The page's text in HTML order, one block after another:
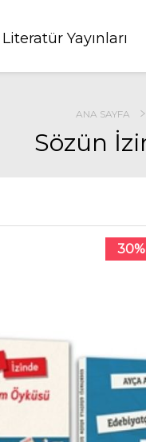
Literatür Yayınları
ANA SAYFA
Sözün